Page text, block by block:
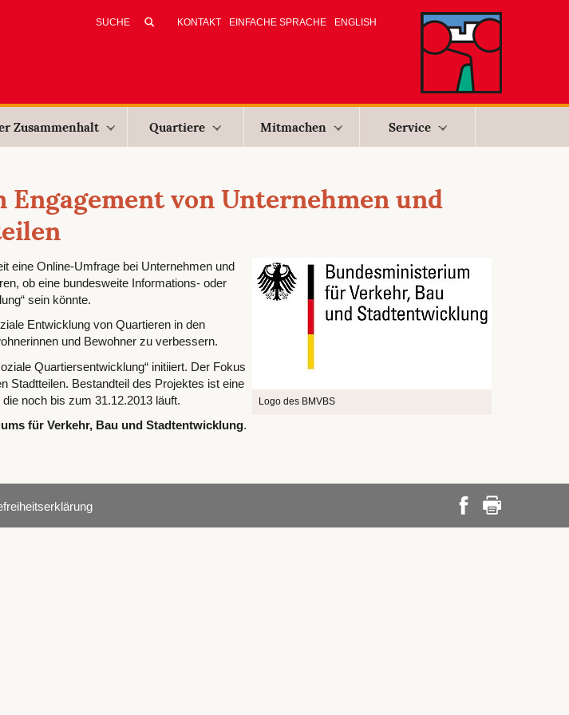
KONTAKT EINFACHE SPRACHE ENGLISH
Zusammenhalt Quartiere Mitmachen Service
von Unternehmen und
Logo des BMVBS
eine Online-Umfrage bei Unternehmen und
ob eine bundesweite Informations- oder
sein könnte.
Entwicklung von Quartieren in den
und Bewohner zu verbessern.
Quartiersentwicklung“ initiiert. Der Fokus
Stadtteilen. Bestandteil des Projektes ist eine
noch bis zum 31.12.2013 läuft.
für Verkehr, Bau und Stadtentwicklung.